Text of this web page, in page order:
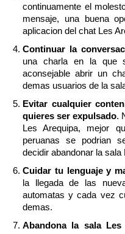
continuamente el
mensaje, una buena
aplicacion del chat Les
Continuar la
una charla en la que
aconsejable abrir un
demas usuarios de la
Evitar cualquier
quieres ser expulsado.
Les Arequipa, mejor
peruanas se podrian
decidir abandonar la sala
Cuidar tu lenguaje y
la llegada de las
automatas y cada vez
demas.
Abandona la sala